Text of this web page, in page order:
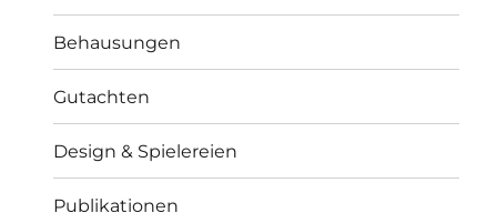
Behausungen
Gutachten
Design & Spielereien
Publikationen